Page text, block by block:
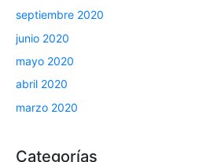
septiembre 2020
junio 2020
mayo 2020
abril 2020
marzo 2020
Categorías